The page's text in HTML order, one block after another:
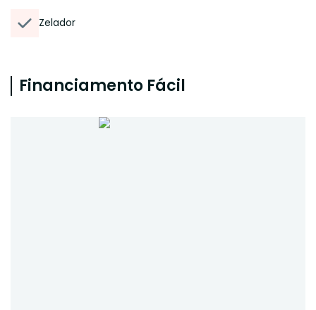
Zelador
Financiamento Fácil